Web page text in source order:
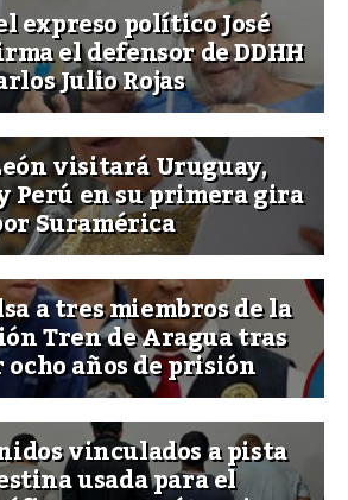
expreso político José
el defensor de DDHH
Julio Rojas
visitará Uruguay,
en su primera gira
Suramérica
a tres miembros de la
Tren de Aragua tras
años de prisión
vinculados a pista
usada para el